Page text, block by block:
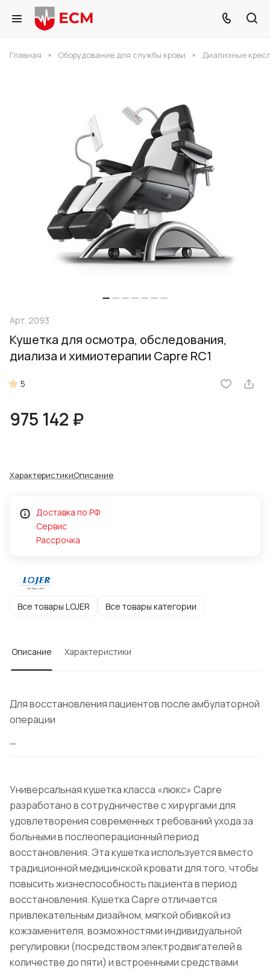
Главная Оборудование для службы крови Диализные
Арт. 2093
Кушетка для осмотра, обследования,
диализа и химиотерапии Capre RC1
5
975 142 ₽
ХарактеристикиОписание
Доставка по РФ
Сервис
Рассрочка
Все товары LOJER Все товары категории
Описание Характеристики
Для восстановления пациентов после амбулаторной
операции
Универсальная кушетка класса «люкс» Capre
разработано в сотрудничестве с хирургами для
удовлетворения современных требований ухода за
больными в послеоперационный период
восстановления. Эта кушетка используется вместо
традиционной медицинской кровати для того, чтобы
повысить жизнеспособность пациента в период
восстановления. Кушетка Capre отличается
привлекательным дизайном, мягкой обивкой из
кожзаменителя, возможностями индивидуальной
регулировки (посредством электродвигателей в
количестве до пяти) и встроенными средствами